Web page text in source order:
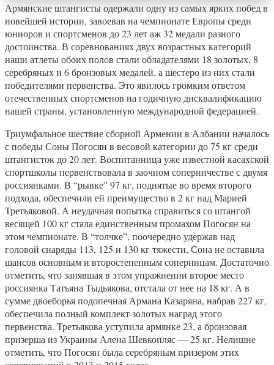
Армянские штангисты одержали одну из самых ярких побед в
новейшей истории, завоевав на чемпионате Европы среди
юниоров и спортсменов до 23 лет аж 32 медали разного
достоинства. В соревнованиях двух возрастных категорий
наши атлеты обоих полов стали обладателями 18 золотых, 8
серебряных и 6 бронзовых медалей, а шестеро из них стали
победителями первенства. Это явилось громким ответом
отечественных спортсменов на годичную дисквалификацию
нашей страны, установленную международной федерацией.
Триумфальное шествие сборной Армении в Албании началось
с победы Соны Погосян в весовой категории до 75 кг среди
штангисток до 20 лет. Воспитанница уже известной касахской
спортшколы первенствовала в заочном соперничестве с двумя
россиянками. В “рывке” 97 кг, поднятые во время второго
подхода, обеспечили ей преимущество в 2 кг над Марией
Третьяковой. А неудачная попытка справиться со штангой
весящей 100 кг стала единственным промахом Погосян на
этом чемпионате. В “толчке”, поочередно удержав над
головой снаряды 113, 125 и 130 кг тяжести, Сона не оставила
шансов основным и второстепенным соперницам. Достаточно
отметить, что занявшая в этом упражнении второе место
россиянка Татьяна Тыдьякова, отстала от нее на 18 кг. А в
сумме двоеборья подопечная Армана Казаряна, набрав 227 кг,
обеспечила полный комплект золотых наград этого
первенства. Третьякова уступила армянке 23, а бронзовая
призерша из Украины Алена Шевкопляс — 25 кг. Нелишне
отметить, что Погосян была серебряным призером этих